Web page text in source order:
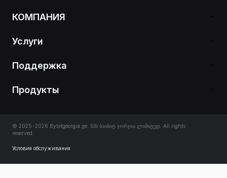
КОМПАНИЯ
Услуги
Поддержка
Продукты
© 2025-2026 Bybitgeorgia.ge. შპს ბაიბიტ ჯორჯია ლიმიტედ. All rights
reserved.
Условия обслуживания